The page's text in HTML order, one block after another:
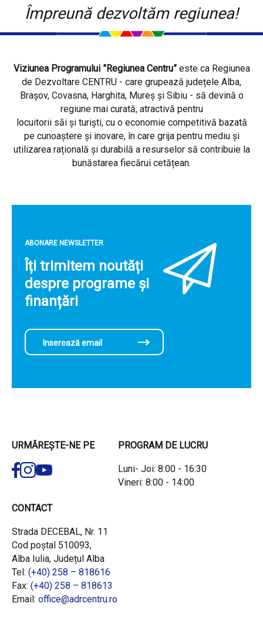
Împreună dezvoltăm regiunea!
Viziunea Programului ”Regiunea Centru”este ca Regiunea
de Dezvoltare CENTRU - care grupează județele Alba,
Brașov, Covasna, Harghita, Mureș și Sibiu - să devină o
regiune mai curată, atractivă pentru
locuitorii săi și turiști, cu o economie competitivă bazată
pe cunoaștere și inovare, în care grija pentru mediu și
utilizarea rațională și durabilă a resurselor să contribuie la
bunăstarea fiecărui cetățean.
ABONARE NEWSLETTER
Îți trimitem noutăți
despre programe și
finanțări
URMĂREȘTE-NE PE PROGRAM DE LUCRU
Luni- Joi: 8:00 - 16:30
Vineri: 8:00 - 14:00
CONTACT
Strada DECEBAL, Nr. 11
Cod poștal 510093,
Alba Iulia, Județul Alba
Tel: (+40) 258 – 818616
Fax: (+40) 258 – 818613
Email: office@adrcentru.ro